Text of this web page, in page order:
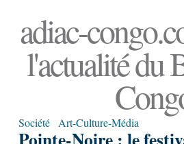
adiac-
l'actualité du
Société Art-Culture-Média